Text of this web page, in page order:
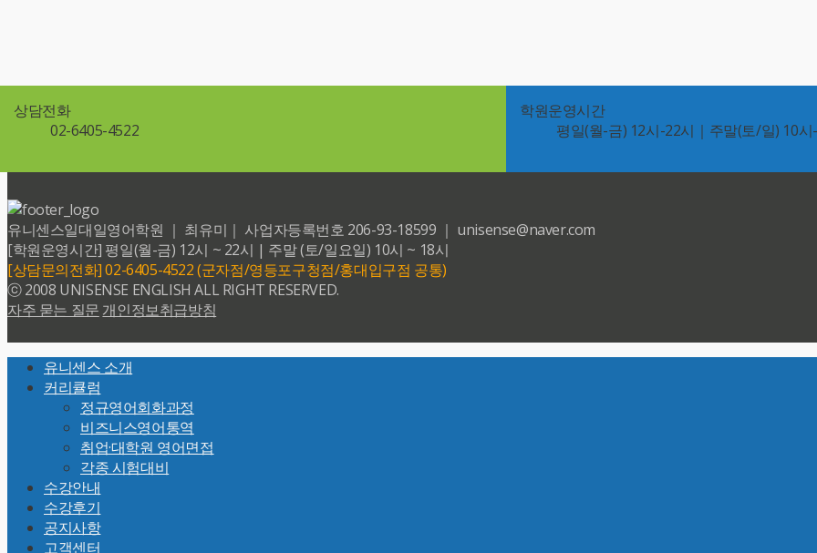
상담전화
02-6405-4522
학원운영시간
평일(월-금) 12시-22시｜주말(토/일) 10
유니센스일대일영어학원 ｜ 최유미｜ 사업자등록번호 206-93-18599 ｜ unisense@naver.com
[학원운영시간] 평일(월-금) 12시 ~ 22시 | 주말 (토/일요일) 10시 ~ 18시
[상담문의전화] 02-6405-4522 (군자점/영등포구청점/홍대입구점 공통)
ⓒ 2008 UNISENSE ENGLISH ALL RIGHT RESERVED.
자주 묻는 질문 개인정보취급방침
Top
유니센스 소개
커리큘럼
정규영어회화과정
비즈니스영어통역
취업·대학원 영어면접
각종 시험대비
수강안내
수강후기
공지사항
고객센터